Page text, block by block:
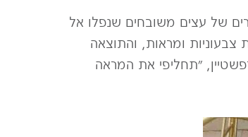
של עצים משובחים שנפלו אל
ומראות, והתוצאה
״תחליפי את המראה